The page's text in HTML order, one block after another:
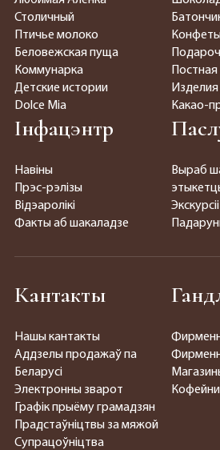
Столичный
Птичье молоко
Беловежская пуща
Коммунарка
Детские истории
Dolce Mia
Какао-
Інфацэнтр
Навіны
Прэс-рэлізы
Відэаролікі
Факты аб шакаладзе
Выраб
Кантакты
Нашы кантакты
Аддзелы продажаў па
Беларусі
Электронны зварот
Графік прыёму грамадзян
Прадстаўніцтвы за мяжой
Супрацоўніцтва
Кофейни